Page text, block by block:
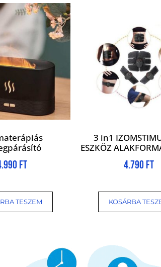
Ft
TESZEM
3 in1
ESZKÖZ
4.790 Ft
KOSÁRBA